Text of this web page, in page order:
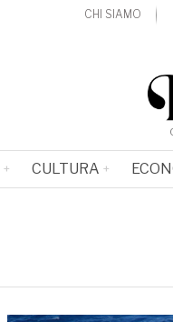
CHI SIAMO
CULTURA